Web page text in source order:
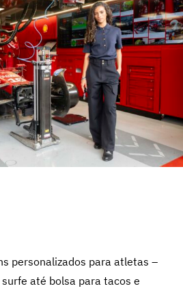
personalizados para atletas –
até bolsa para tacos e